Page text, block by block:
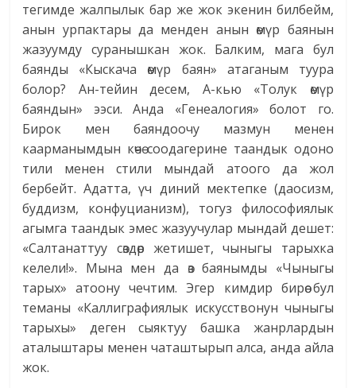
тегимде жалпылык бар же жок экенин билбейм,
анын урпактары да менден анын өмүр бая­нын
жазуумду суранышкан жок. Балким, мага бул
баянды «Кыскача өмүр баян» атаганым туура
болор? Ан-тейин десем, А-кью «Толук өмүр
баяндын» ээси. Анда «Генеалогия» болот го.
Бирок мен баяндоочу мазмун менен
каарманымдын көчө соодагерине таандык одоно
тили менен стили мындай атоого да жол
бербейт. Адатта, үч диний мектепке (даосизм,
буддизм, конфуцианизм), тогуз философиялык
агымга таандык эмес жазуучулар мындай дешет:
«Салтанаттуу сөздөр жетишет, чыныгы тарыхка
келели!». Мына мен да өз баянымды «Чыныгы
тарых» атоону чечтим. Эгер кимдир бирөө бул
теманы «Каллиграфиялык искусствонун чыныгы
тарыхы» деген сыяктуу башка жанрлардын
аталыштары менен чаташтырып алса, анда айла
жок.